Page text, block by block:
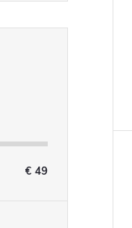
€ 49
d